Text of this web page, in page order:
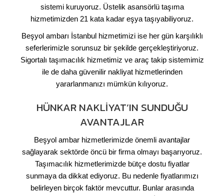
sistemi kuruyoruz. Üstelik asansörlü taşıma
hizmetimizden 21 kata kadar eşya taşıyabiliyoruz.
Beşyol ambarı İstanbul hizmetimizi ise her gün karşılıklı
seferlerimizle sorunsuz bir şekilde gerçekleştiriyoruz.
Sigortalı taşımacılık hizmetimiz ve araç takip sistemimiz
ile de daha güvenilir nakliyat hizmetlerinden
yararlanmanızı mümkün kılıyoruz.
HÜNKAR NAKLIYAT’IN SUNDUĞU
AVANTAJLAR
Beşyol ambar hizmetlerimizde önemli avantajlar
sağlayarak sektörde öncü bir firma olmayı başarıyoruz.
Taşımacılık hizmetlerimizde bütçe dostu fiyatlar
sunmaya da dikkat ediyoruz. Bu nedenle fiyatlarımızı
belirleyen birçok faktör mevcuttur. Bunlar arasında